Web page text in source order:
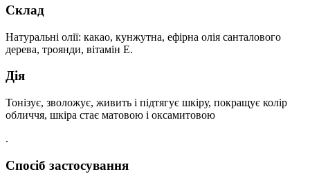
Склад
Натуральні олії: какао, кунжутна, ефірна олія санталового
дерева, троянди, вітамін E.
Дія
Тонізує, зволожує, живить і підтягує шкіру, покращує колір
обличчя, шкіра стає матовою і оксамитовою
.
Спосіб застосування